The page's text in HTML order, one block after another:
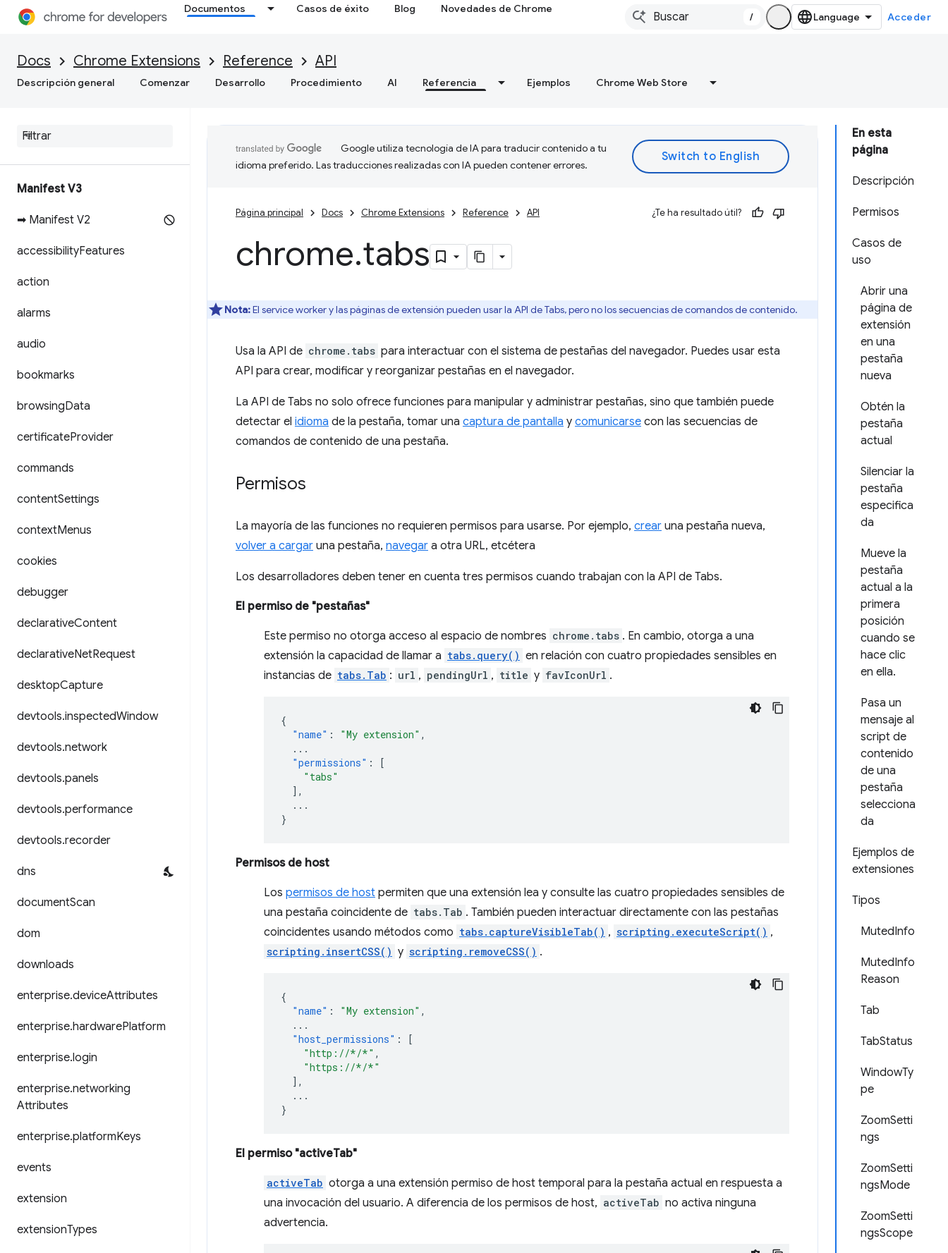
Documentos Casos de éxito Blog Novedades de Chrome
/ Acceder
Docs Chrome Extensions Reference API
Descripción general Comenzar Desarrollo Procedimiento AI Referencia Ejemplos Chrome Web Store
Manifest V3
➡ Manifest V2
accessibilityFeatures
action
alarms
audio
bookmarks
browsingData
certificateProvider
commands
contentSettings
contextMenus
cookies
debugger
declarativeContent
declarativeNetRequest
desktopCapture
devtools.inspectedWindow
devtools.network
devtools.panels
devtools.performance
devtools.recorder
dns
documentScan
dom
downloads
enterprise.deviceAttributes
enterprise.hardwarePlatform
enterprise.login
enterprise.networking
Attributes
enterprise.platformKeys
events
extension
extensionTypes
En esta
página
Descripción
Permisos
Casos de
uso
Abrir una
página de
extensión
en una
pestaña
nueva
Obtén la
pestaña
actual
Silenciar la
pestaña
especifica
da
Mueve la
pestaña
actual a la
primera
posición
cuando se
hace clic
en ella.
Pasa un
mensaje al
script de
contenido
de una
pestaña
selecciona
da
Ejemplos de
extensiones
Tipos
MutedInfo
MutedInfo
Reason
Tab
TabStatus
WindowTy
pe
ZoomSetti
ngs
ZoomSetti
ngsMode
ZoomSetti
ngsScope
Google utiliza tecnología de IA para traducir contenido a tu
idioma preferido. Las traducciones realizadas con IA pueden contener errores.
Página principal Docs Chrome Extensions Reference API ¿Te ha resultado útil?
chrome.tabs
Nota:El service worker y las páginas de extensión pueden usar la API de Tabs, pero no los secuencias de comandos de contenido.
Usa la API de chrome.tabs para interactuar con el sistema de pestañas del navegador. Puedes usar esta
API para crear, modificar y reorganizar pestañas en el navegador.
La API de Tabs no solo ofrece funciones para manipular y administrar pestañas, sino que también puede
detectar el idioma de la pestaña, tomar una captura de pantalla y comunicarse con las secuencias de
comandos de contenido de una pestaña.
Permisos
La mayoría de las funciones no requieren permisos para usarse. Por ejemplo, crear una pestaña nueva,
volver a cargar una pestaña, navegar a otra URL, etcétera
Los desarrolladores deben tener en cuenta tres permisos cuando trabajan con la API de Tabs.
El permiso de "pestañas"
Este permiso no otorga acceso al espacio de nombres chrome.tabs . En cambio, otorga a una
extensión la capacidad de llamar a tabs.query() en relación con cuatro propiedades sensibles en
instancias de tabs.Tab : url , pendingUrl , title y favIconUrl .
{
"name" : "My extension" ,
...
"permissions" :
[
"tabs"
],
...
}
Permisos de host
Los permisos de host permiten que una extensión lea y consulte las cuatro propiedades sensibles de
una pestaña coincidente de tabs.Tab . También pueden interactuar directamente con las pestañas
coincidentes usando métodos como tabs.captureVisibleTab() , scripting.executeScript() ,
scripting.insertCSS() y scripting.removeCSS() .
{
"name" : "My extension" ,
...
"host_permissions" :
[
"http://*/*" ,
"https://*/*"
],
...
}
El permiso "activeTab"
activeTab otorga a una extensión permiso de host temporal para la pestaña actual en respuesta a
una invocación del usuario. A diferencia de los permisos de host, activeTab no activa ninguna
advertencia.